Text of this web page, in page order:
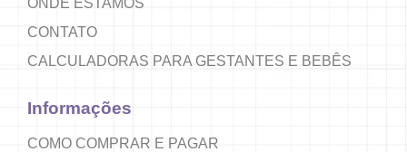
CONTATO
CALCULADORAS PARA GESTANTES E BEBÊS
Informações
COMO COMPRAR E PAGAR